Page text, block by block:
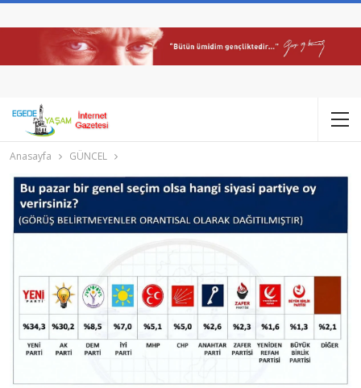
Anasayfa GÜNCEL